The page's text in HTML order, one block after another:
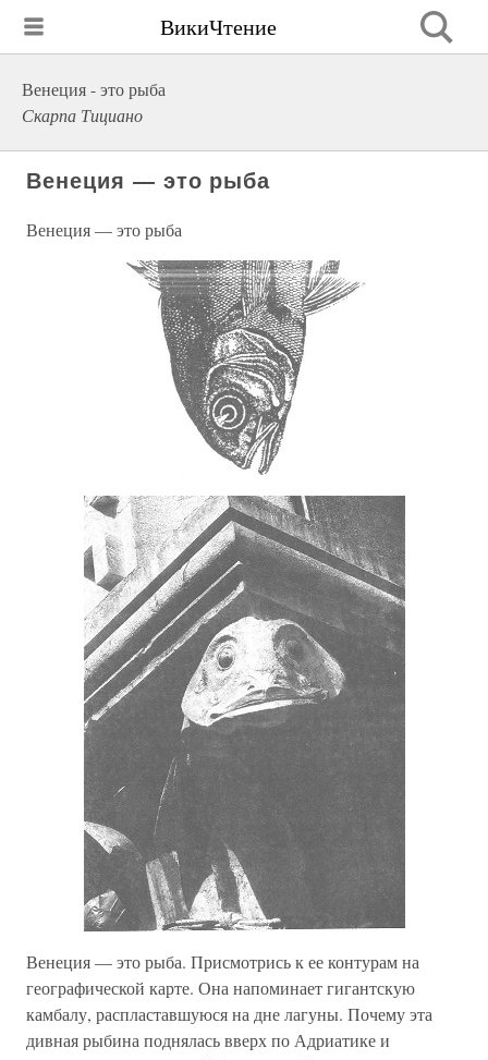
ВикиЧтение
Венеция - это рыба
Скарпа Тициано
Венеция — это рыба
Венеция — это рыба
Венеция — это рыба. Присмотрись к ее контурам на
географической карте. Она напоминает гигантскую
камбалу, распластавшуюся на дне лагуны. Почему эта
дивная рыбина поднялась вверх по Адриатике и